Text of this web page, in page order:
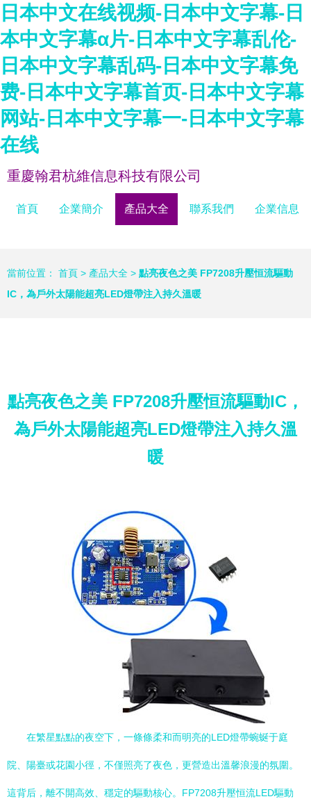
日本中文在线视频-日本中文字幕-日
本中文字幕α片-日本中文字幕乱伦-
日本中文字幕乱码-日本中文字幕免
费-日本中文字幕首页-日本中文字幕
网站-日本中文字幕一-日本中文字幕
在线
重慶翰君杭維信息科技有限公司
首頁 企業簡介 產品大全 聯系我們 企業信息
當前位置： 首頁 > 產品大全 > 點亮夜色之美 FP7208升壓恒流驅動
IC，為戶外太陽能超亮LED燈帶注入持久溫暖
點亮夜色之美 FP7208升壓恒流驅動IC，
為戶外太陽能超亮LED燈帶注入持久溫
暖
在繁星點點的夜空下，一條條柔和而明亮的LED燈帶蜿蜒于庭
院、陽臺或花園小徑，不僅照亮了夜色，更營造出溫馨浪漫的氛圍。
這背后，離不開高效、穩定的驅動核心。FP7208升壓恒流LED驅動